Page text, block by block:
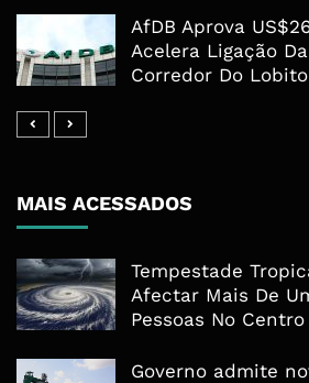
AfDB Aprova
Acelera Ligação
Corredor Do Lobito
MAIS ACESSADOS
Tempestade
Afectar Mais De
Pessoas No
Governo admite